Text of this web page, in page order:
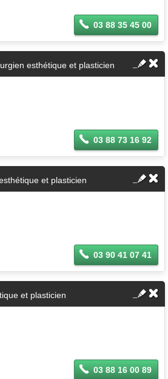
03 88 35 45 00
esthétique et plasticien
03 88 73 16 92
et plasticien
03 90 41 07 41
et plasticien
03 88 16 00 89